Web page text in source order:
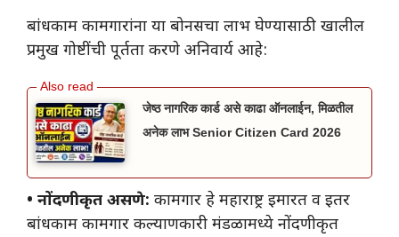
बांधकाम कामगारांना या बोनसचा लाभ घेण्यासाठी खालील
प्रमुख गोष्टींची पूर्तता करणे अनिवार्य आहे:
जेष्ठ नागरिक कार्ड असे काढा ऑनलाईन, मिळतील
अनेक लाभ Senior Citizen Card 2026
• नोंदणीकृत असणे: कामगार हे महाराष्ट्र इमारत व इतर
बांधकाम कामगार कल्याणकारी मंडळामध्ये नोंदणीकृत